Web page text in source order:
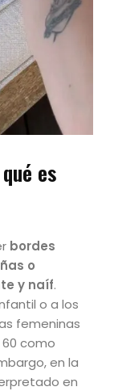
es
bordes
o
y naíf.
o a los
femeninas
como
en la
en